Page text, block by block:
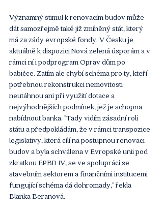
Významný stimul k renovacím budov může
dát samozřejmě také již zmíněný stát, který
má za zády evropské fondy. V Česku je
aktuálně k dispozici Nová zelená úsporám a v
rámci ní i podprogram Oprav dům po
babičce. Zatím ale chybí schéma pro ty, kteří
potřebnou rekonstrukci nemovitosti
neutáhnou ani při využití dotace a
nejvýhodnějších podmínek, jež je schopna
nabídnout banka. "Tady vidím zásadní roli
státu a předpokládám, že v rámci transpozice
legislativy, která cílí na postupnou renovaci
budov a byla schválena v Evropské unii pod
zkratkou EPBD IV, se ve spolupráci se
stavebním sektorem a finančními institucemi
fungující schéma dá dohromady," řekla
Blanka Beranová.